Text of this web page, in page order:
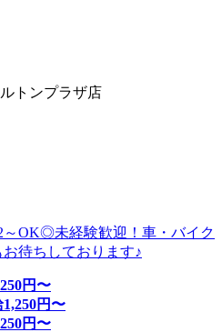
トンプラザ店
～OK◎未経験歓迎！車・バイク
待ちしております♪
円〜
1,250円〜
円〜